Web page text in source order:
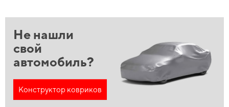
Не нашли
свой
автомобиль?
Конструктор ковриков